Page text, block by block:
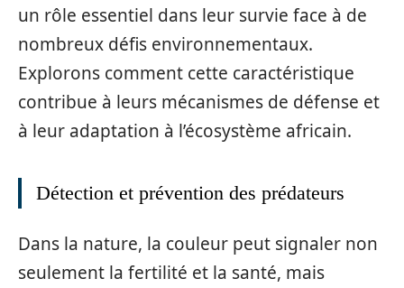
un rôle essentiel dans leur survie face à de
nombreux défis environnementaux.
Explorons comment cette caractéristique
contribue à leurs mécanismes de défense et
à leur adaptation à l’écosystème africain.
Détection et prévention des prédateurs
Dans la nature, la couleur peut signaler non
seulement la fertilité et la santé, mais